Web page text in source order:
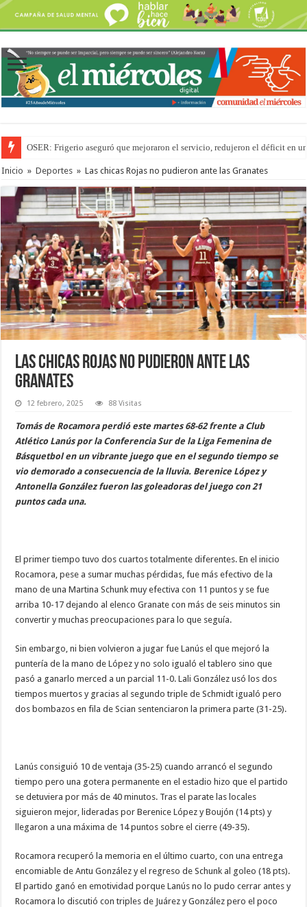
OSER: Frigerio aseguró que mejoraron el servicio, redujeron el déficit en
Inicio » Deportes » Las chicas Rojas no pudieron ante las Granates
Las chicas Rojas no pudieron ante las
Granates
12 febrero, 2025 88 Visitas
Tomás de Rocamora perdió este martes 68-62 frente a Club
Atlético Lanús por la Conferencia Sur de la Liga Femenina de
Básquetbol en un vibrante juego que en el segundo tiempo se
vio demorado a consecuencia de la lluvia. Berenice López y
Antonella González fueron las goleadoras del juego con 21
puntos cada una.
El primer tiempo tuvo dos cuartos totalmente diferentes. En el inicio
Rocamora, pese a sumar muchas pérdidas, fue más efectivo de la
mano de una Martina Schunk muy efectiva con 11 puntos y se fue
arriba 10-17 dejando al elenco Granate con más de seis minutos sin
convertir y muchas preocupaciones para lo que seguía.
Sin embargo, ni bien volvieron a jugar fue Lanús el que mejoró la
puntería de la mano de López y no solo igualó el tablero sino que
pasó a ganarlo merced a un parcial 11-0. Lali González usó los dos
tiempos muertos y gracias al segundo triple de Schmidt igualó pero
dos bombazos en fila de Scian sentenciaron la primera parte (31-25).
Lanús consiguió 10 de ventaja (35-25) cuando arrancó el segundo
tiempo pero una gotera permanente en el estadio hizo que el partido
se detuviera por más de 40 minutos. Tras el parate las locales
siguieron mejor, lideradas por Berenice López y Boujón (14 pts) y
llegaron a una máxima de 14 puntos sobre el cierre (49-35).
Rocamora recuperó la memoria en el último cuarto, con una entrega
encomiable de Antu González y el regreso de Schunk al goleo (18 pts).
El partido ganó en emotividad porque Lanús no lo pudo cerrar antes y
Rocamora lo discutió con triples de Juárez y González pero el poco